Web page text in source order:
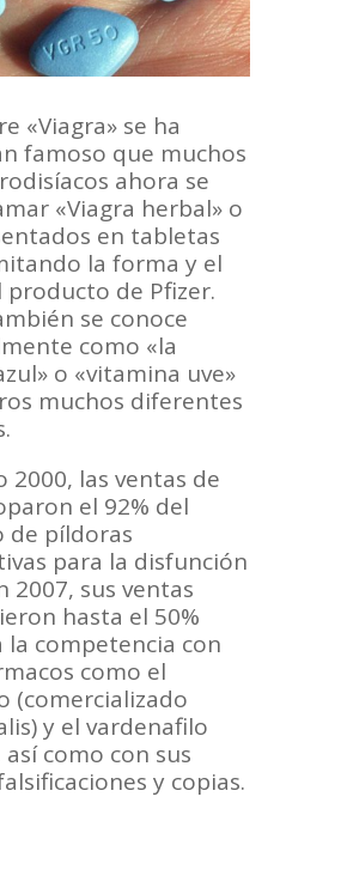
«Viagra» se ha
famoso que muchos
ahora se
«Viagra herbal» o
en tabletas
la forma y el
producto de Pfizer.
se conoce
como «la
o «vitamina uve»
muchos diferentes
2000, las ventas de
el 92% del
de píldoras
para la disfunción
2007, sus ventas
hasta el 50%
la competencia con
como el
(comercializado
y el vardenafilo
así como con sus
y copias.